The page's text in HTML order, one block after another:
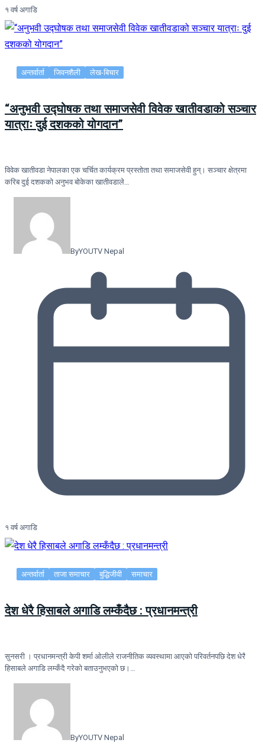
१ वर्ष अगाडि
अन्तर्वार्ता जिवनशैली लेख-बिचार
“अनुभवी उद्घोषक तथा समाजसेवी विवेक खातीवडाको सञ्चार
यात्राः दुई दशकको योगदान”
विवेक खातीवडा नेपालका एक चर्चित कार्यक्रम प्रस्तोता तथा समाजसेवी हुन्। सञ्चार क्षेत्रमा
करिब दुई दशकको अनुभव बोकेका खातीवडाले…
ByYOUTV Nepal
१ वर्ष अगाडि
अन्तर्वार्ता ताजा समाचार बुद्धिजीवी समाचार
देश धेरै हिसाबले अगाडि लम्कँदैछ : प्रधानमन्त्री
सुनसरी । प्रधानमन्त्री केपी शर्मा ओलीले राजनीतिक व्यवस्थामा आएको परिवर्तनपछि देश धेरै
हिसाबले अगाडि लम्कँदै गरेको बताउनुभएको छ।…
ByYOUTV Nepal